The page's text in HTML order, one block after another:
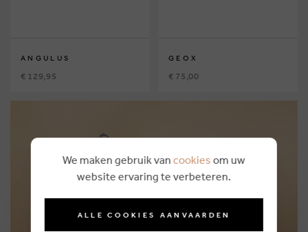
ANGULUS
€ 129,95
GEOX
€ 75,00
Personal shopping
PLUS D'INFO
We maken gebruik van cookies om uw
website ervaring te verbeteren.
ALLE COOKIES AANVAARDEN